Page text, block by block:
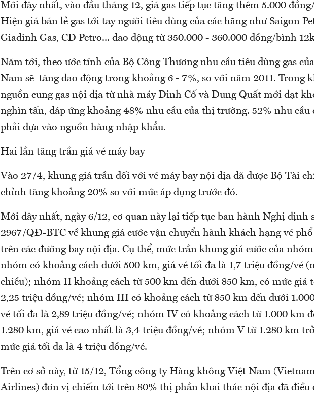
Mới đây nhất, vào đầu tháng 12, giá gas tiếp tục tăng thêm 5.000
Hiện giá bán lẻ gas tới tay người tiêu dùng của các hãng như Saigon
Giadinh Gas, CD Petro... dao động từ 350.000 - 360.000 đồng/bình
Năm tới, theo ước tính của Bộ Công Thương nhu cầu tiêu dùng gas
Nam sẽ tăng dao động trong khoảng 6 - 7%, so với năm 2011. Trong
nguồn cung gas nội địa từ nhà máy Dinh Cố và Dung Quất mới đạt
nghìn tấn, đáp ứng khoảng 48% nhu cầu của thị trường. 52% nhu cầu
phải dựa vào nguồn hàng nhập khẩu.
Hai lần tăng trần giá vé máy bay
Vào 27/4, khung giá trần đối với vé máy bay nội địa đã được Bộ Tài
chỉnh tăng khoảng 20% so với mức áp dụng trước đó.
Mới đây nhất, ngày 6/12, cơ quan này lại tiếp tục ban hành Nghị định
2967/QĐ-BTC về khung giá cước vận chuyển hành khách hạng vé
trên các đường bay nội địa. Cụ thể, mức trần khung giá cước của
nhóm có khoảng cách dưới 500 km, giá vé tối đa là 1,7 triệu đồng/vé
chiều); nhóm II khoảng cách từ 500 km đến dưới 850 km, có mức giá
2,25 triệu đồng/vé; nhóm III có khoảng cách từ 850 km đến dưới
vé tối đa là 2,89 triệu đồng/vé; nhóm IV có khoảng cách từ 1.000 km
1.280 km, giá vé cao nhất là 3,4 triệu đồng/vé; nhóm V từ 1.280 km
mức giá tối đa là 4 triệu đồng/vé.
Trên cơ sở này, từ 15/12, Tổng công ty Hàng không Việt Nam
Airlines) đơn vị chiếm tới trên 80% thị phần khai thác nội địa đã điều